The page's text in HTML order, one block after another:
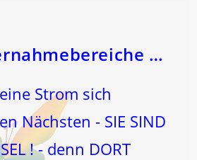
…
Strom sich
Nächsten - SIE SIND
! - denn DORT